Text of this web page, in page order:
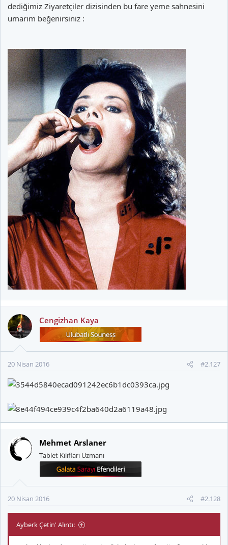
dediğimiz Ziyaretçiler dizisinden bu fare yeme sahnesini
umarım beğenirsiniz :
Cengizhan Kaya
20 Nisan 2016 #2.127
Mehmet Arslaner
Tablet Kılıfları Uzmanı
20 Nisan 2016 #2.128
Ayberk Çetin' Alıntı: